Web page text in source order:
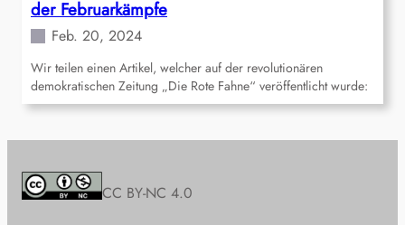
der Februarkämpfe
Feb. 20, 2024
Wir teilen einen Artikel, welcher auf der revolutionären
demokratischen Zeitung „Die Rote Fahne“ veröffentlicht wurde:
CC BY-NC 4.0